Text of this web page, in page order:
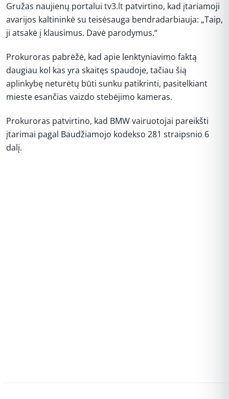
Gružas naujienų portalui tv3.lt patvirtino, kad įtariamoji
avarijos kaltininkė su teisėsauga bendradarbiauja: „Taip,
ji atsakė į klausimus. Davė parodymus.“
Prokuroras pabrėžė, kad apie lenktyniavimo faktą
daugiau kol kas yra skaitęs spaudoje, tačiau šią
aplinkybę neturėtų būti sunku patikrinti, pasitelkiant
mieste esančias vaizdo stebėjimo kameras.
Prokuroras patvirtino, kad BMW vairuotojai pareikšti
įtarimai pagal Baudžiamojo kodekso 281 straipsnio 6
dalį.